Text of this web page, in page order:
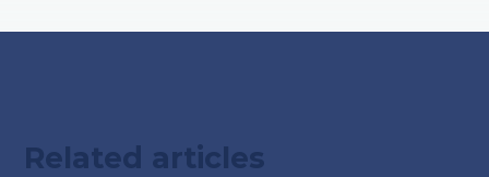
Related articles